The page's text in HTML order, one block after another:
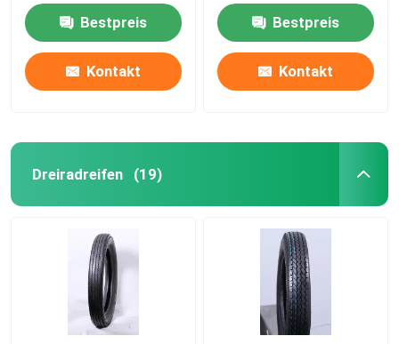
PAARE 6 PAARE TT
Bestpreis
Kontakt
Bestpreis
Kontakt
Dreiradreifen (19)